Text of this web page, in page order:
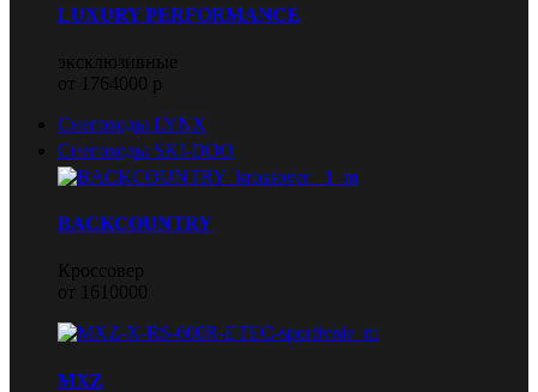
LUXURY PERFORMANCE
эксклюзивные
от 1764000 р
Снегоходы LYNX
Снегоходы SKI-DOO
BACKCOUNTRY
Кроссовер
от 1610000
MXZ